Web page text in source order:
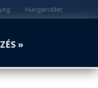
HungaroMet
»